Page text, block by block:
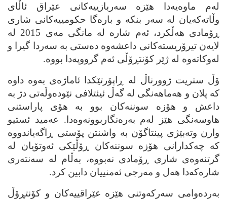
له‌م ماوه‌یه‌دا هێزه‌ سه‌ربازییه‌کانی عێراق ئاڵای
وڵاته‌که‌یان له‌ سه‌ر بنکه‌ و باره‌گا حکومییه‌کانی شاری
ڕۆمادی هه‌ڵکرد، ئه‌م شاره‌ له‌ مانگی مه‌ی 2015 له‌
لایه‌ن تیرۆریسته‌کانی داعشه‌وه‌ ده‌ستی به‌ سه‌ردا گیرا و
له‌وکاته‌وه‌ له‌ ژێر کۆنتڕۆڵی ئه‌م گرووپه‌دا بووه‌.
ۆڵ ستریت ژوورناڵ له‌ ڕاپۆرتێکدا ئاماژه‌ی به‌وه‌ داوه‌
که‌ پلان و هه‌ماهه‌نگی له‌ گه‌ڵ ئیئتلافی نێوده‌وڵه‌تی دژ به‌
داعش و هۆزه‌ سوننه‌کان بوو به‌ هۆی پاراستنی
هاوسه‌نگی هێز له‌م به‌ره‌نگاربوونه‌وه‌دا. عه‌مید ئستیو
وارن وته‌بێژی پینتاگۆن به‌ واشنتن پۆستی ڕاگه‌یاندووه‌
که‌ چه‌کدارانی هۆزه‌ سوننه‌کان ڕۆڵێکی ئه‌وتۆیان له‌
گرتنه‌وه‌ی شاری ڕۆمادی نه‌بووه‌، به‌ڵام له‌ سه‌نته‌ری
شاره‌که‌دا هه‌ل و مه‌رجی ئه‌منییان دابین کرد.
به‌رده‌وامی سه‌رکه‌وتنی هێزه‌ عێراقییه‌کان و کۆنتڕۆڵ